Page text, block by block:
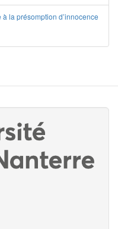
la présomption d’innocence